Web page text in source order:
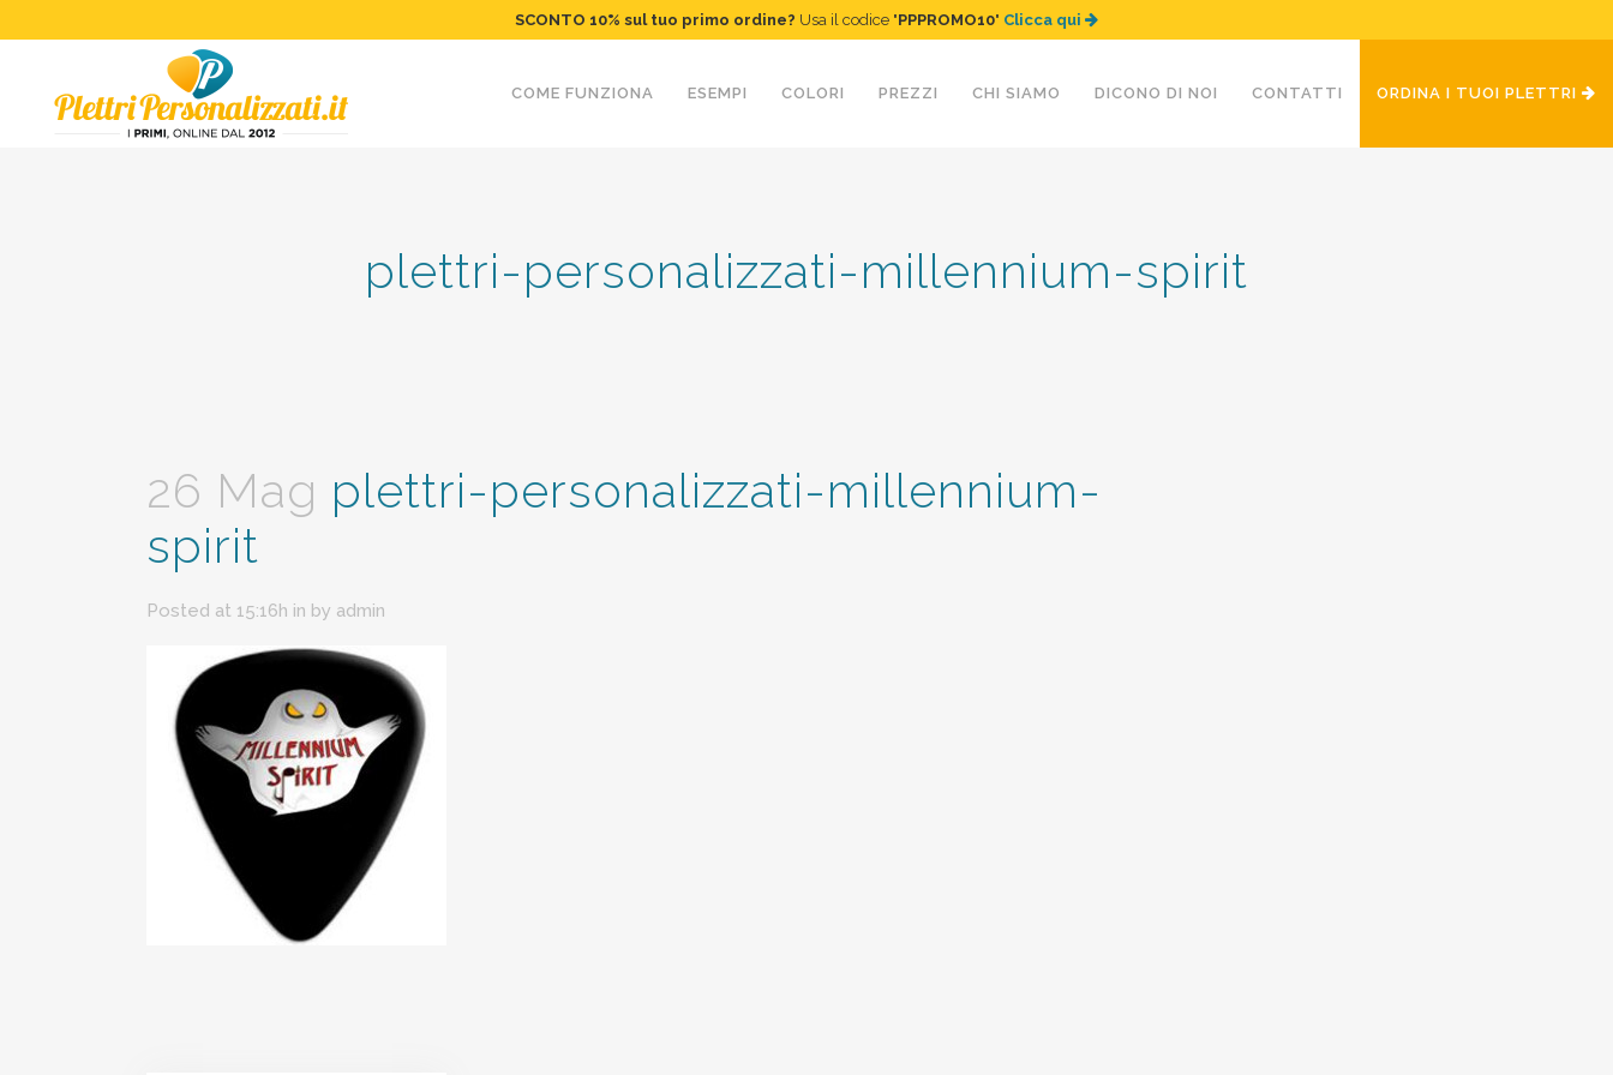
SCONTO 10% sul tuo primo ordine? Usa il codice "PPPROMO10" Clicca qui
COME FUNZIONA ESEMPI COLORI PREZZI CHI SIAMO DICONO DI NOI CONTATTI ORDINA I TUOI PLETTRI
plettri-personalizzati-millennium-spirit
26 Mag plettri-personalizzati-millennium-
spirit
Posted at 15:16h in by admin